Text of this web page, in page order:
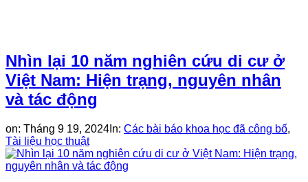
Nhìn lại 10 năm nghiên cứu di cư ở
Việt Nam: Hiện trạng, nguyên nhân
và tác động
on: Tháng 9 19, 2024 In: Các bài báo khoa học đã công bố,
Tài liệu học thuật